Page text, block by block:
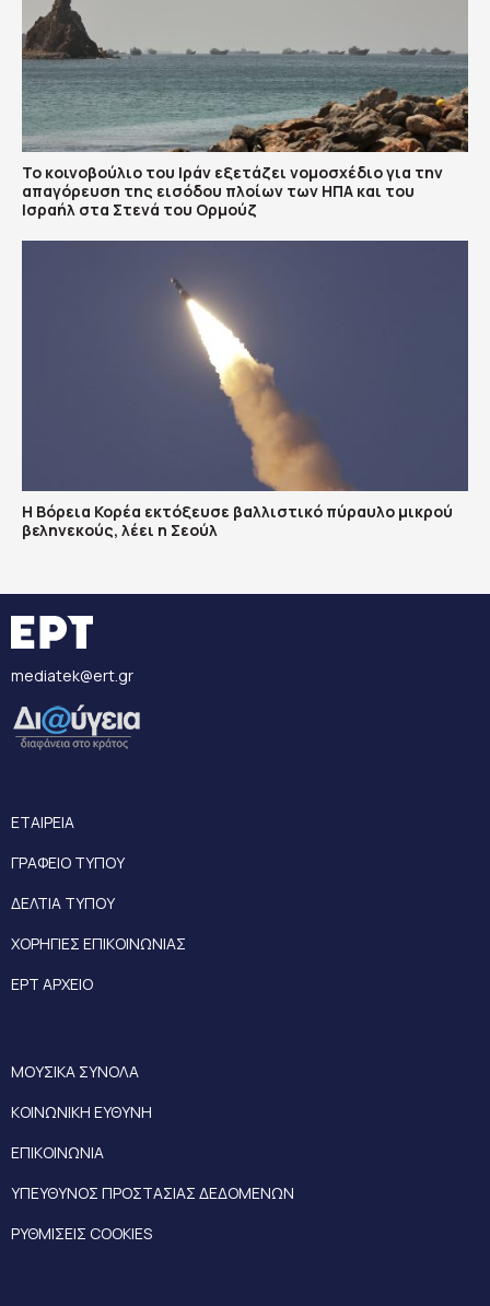
To κοινοβούλιο του Ιράν εξετάζει νομοσχέδιο για την
απαγόρευση της εισόδου πλοίων των ΗΠΑ και του
Ισραήλ στα Στενά του Ορμούζ
Η Βόρεια Κορέα εκτόξευσε βαλλιστικό πύραυλο μικρού
βεληνεκούς, λέει η Σεούλ
mediatek@ert.gr
ΕΤΑΙΡΕΙΑ
ΓΡΑΦΕΙΟ ΤΥΠΟΥ
ΔΕΛΤΙΑ ΤΥΠΟΥ
ΧΟΡΗΓΙΕΣ ΕΠΙΚΟΙΝΩΝΙΑΣ
ΕΡΤ ΑΡΧΕΙΟ
ΜΟΥΣΙΚΑ ΣΥΝΟΛΑ
ΚΟΙΝΩΝΙΚΗ ΕΥΘΥΝΗ
ΕΠΙΚΟΙΝΩΝΙΑ
ΥΠΕΥΘΥΝΟΣ ΠΡΟΣΤΑΣΙΑΣ ΔΕΔΟΜΕΝΩΝ
ΡΥΘΜΙΣΕΙΣ COOKIES